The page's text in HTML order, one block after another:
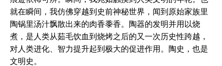
就在瞬间，我仿佛穿越到史前神秘世界，闻到原始家族里
陶锅里汤汁飘散出来的肉香黍香。陶器的发明并用以烧
煮，是人类从茹毛饮血到烧烤之后的又一次历史性跨越，
对人类进化、智力提升起到极大的促进作用。陶史，也是
文明史。